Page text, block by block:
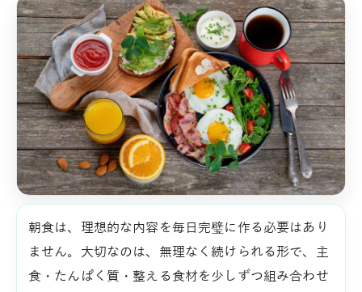
朝食は、理想的な内容を毎日完璧に作る必要はあり
ません。大切なのは、無理なく続けられる形で、主
食・たんぱく質・整える食材を少しずつ組み合わせ